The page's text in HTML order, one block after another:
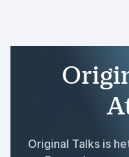
Original Talks is